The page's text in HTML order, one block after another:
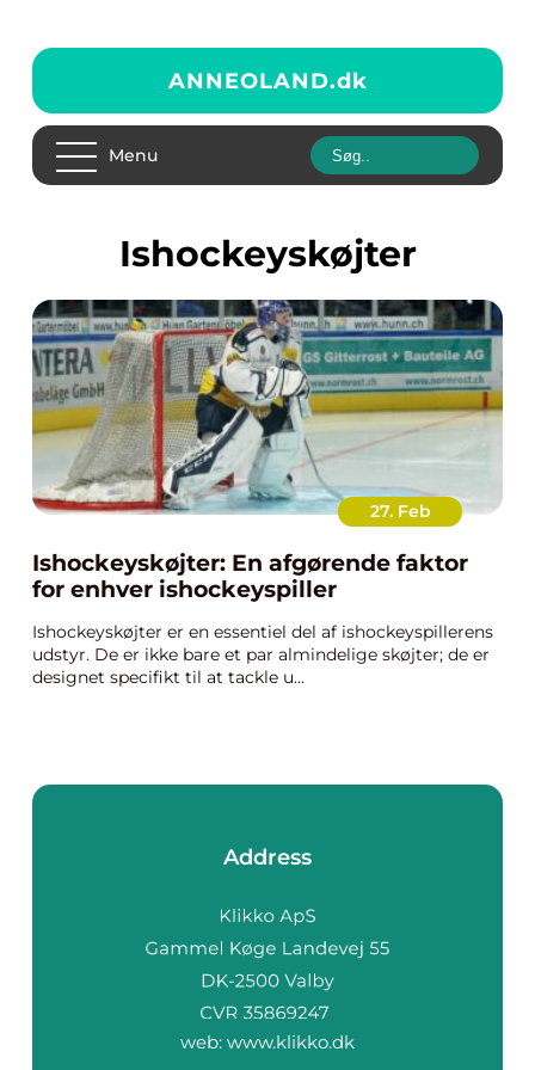
ANNEOLAND.dk
Menu
ishockeyskøjter
27. Feb
Ishockeyskøjter: En afgørende faktor
for enhver ishockeyspiller
Ishockeyskøjter er en essentiel del af ishockeyspillerens
udstyr. De er ikke bare et par almindelige skøjter; de er
designet specifikt til at tackle u...
Address
web: www.klikko.dk